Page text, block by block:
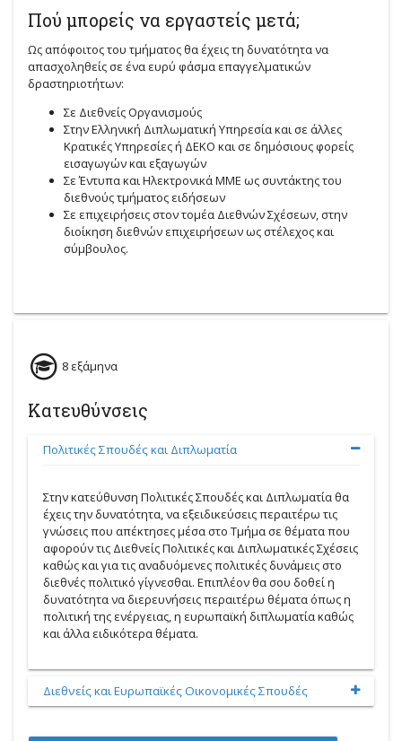
Πού μπορείς να εργαστείς μετά;
Ως απόφοιτος του τμήματος θα έχεις τη δυνατότητα να
απασχοληθείς σε ένα ευρύ φάσμα επαγγελματικών
δραστηριοτήτων:
Σε Διεθνείς Οργανισμούς
Στην Ελληνική Διπλωματική Υπηρεσία και σε άλλες
Κρατικές Υπηρεσίες ή ΔΕΚΟ και σε δημόσιους φορείς
εισαγωγών και εξαγωγών
Σε Έντυπα και Ηλεκτρονικά ΜΜΕ ως συντάκτης του
διεθνούς τμήματος ειδήσεων
Σε επιχειρήσεις στον τομέα Διεθνών Σχέσεων, στην
διοίκηση διεθνών επιχειρήσεων ως στέλεχος και
σύμβουλος.
8 εξάμηνα
Κατευθύνσεις
Πολιτικές Σπουδές και Διπλωματία
Στην κατεύθυνση Πολιτικές Σπουδές και Διπλωματία θα
έχεις την δυνατότητα, να εξειδικεύσεις περαιτέρω τις
γνώσεις που απέκτησες μέσα στο Τμήμα σε θέματα που
αφορούν τις Διεθνείς Πολιτικές και Διπλωματικές Σχέσεις
καθώς και για τις αναδυόμενες πολιτικές δυνάμεις στο
διεθνές πολιτικό γίγνεσθαι. Επιπλέον θα σου δοθεί η
δυνατότητα να διερευνήσεις περαιτέρω θέματα όπως η
πολιτική της ενέργειας, η ευρωπαϊκή διπλωματία καθώς
και άλλα ειδικότερα θέματα.
Διεθνείς και Ευρωπαϊκές Οικονομικές Σπουδές